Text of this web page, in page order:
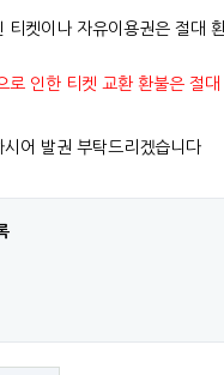
티켓이나 자유이용권은 절대
로 인한 티켓 교환 환불은 절
시어 발권 부탁드리겠습니다